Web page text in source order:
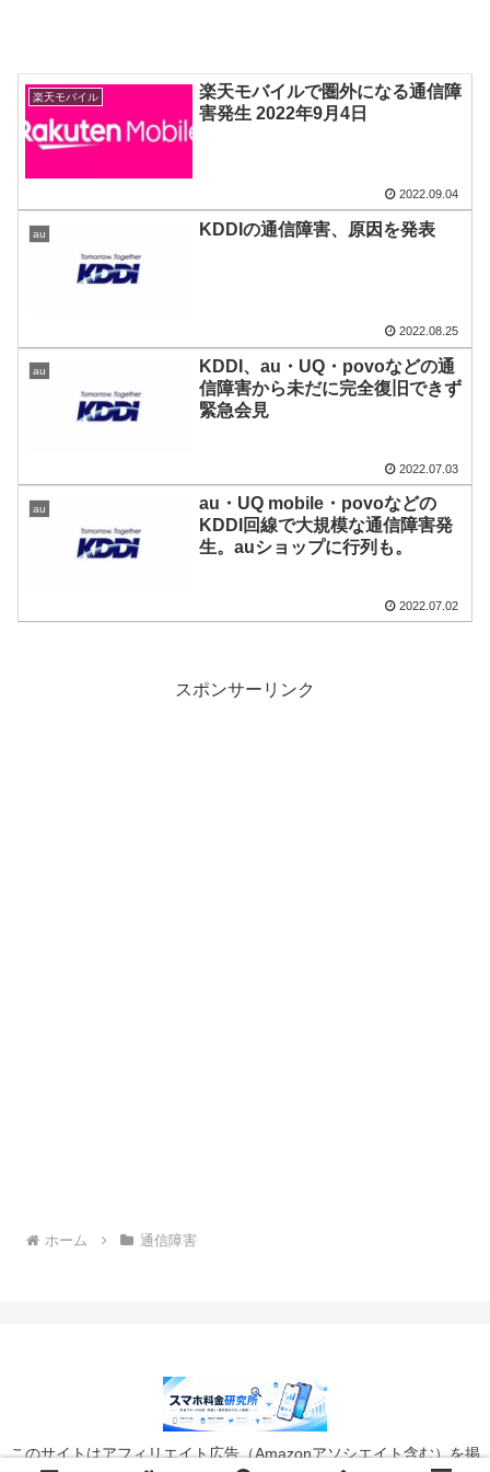
楽天モバイル
楽天モバイルで圏外になる通信障
害発生 2022年9月4日
2022.09.04
au KDDIの通信障害、原因を発表
2022.08.25
au
KDDI、au・UQ・povoなどの通
信障害から未だに完全復旧できず
緊急会見
2022.07.03
au
au・UQ mobile・povoなどの
KDDI回線で大規模な通信障害発
生。auショップに行列も。
2022.07.02
スポンサーリンク
ホーム 通信障害
このサイトはアフィリエイト広告（Amazonアソシエイト含む）を掲